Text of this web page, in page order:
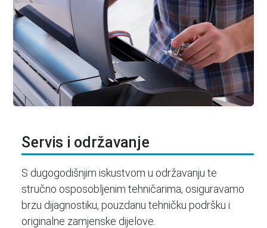
Servis i održavanje
S dugogodišnjim iskustvom u održavanju te
stručno osposobljenim tehničarima, osiguravamo
brzu dijagnostiku, pouzdanu tehničku podršku i
originalne zamjenske dijelove.